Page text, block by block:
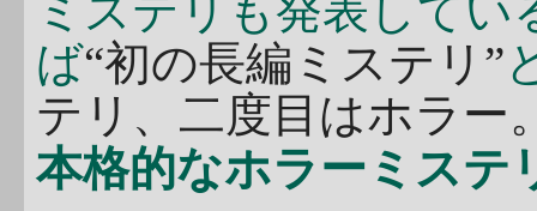
ミステリも発表して
ば“初の長編ミステリ”
テリ、二度目はホラー
本格的なホラーミステ